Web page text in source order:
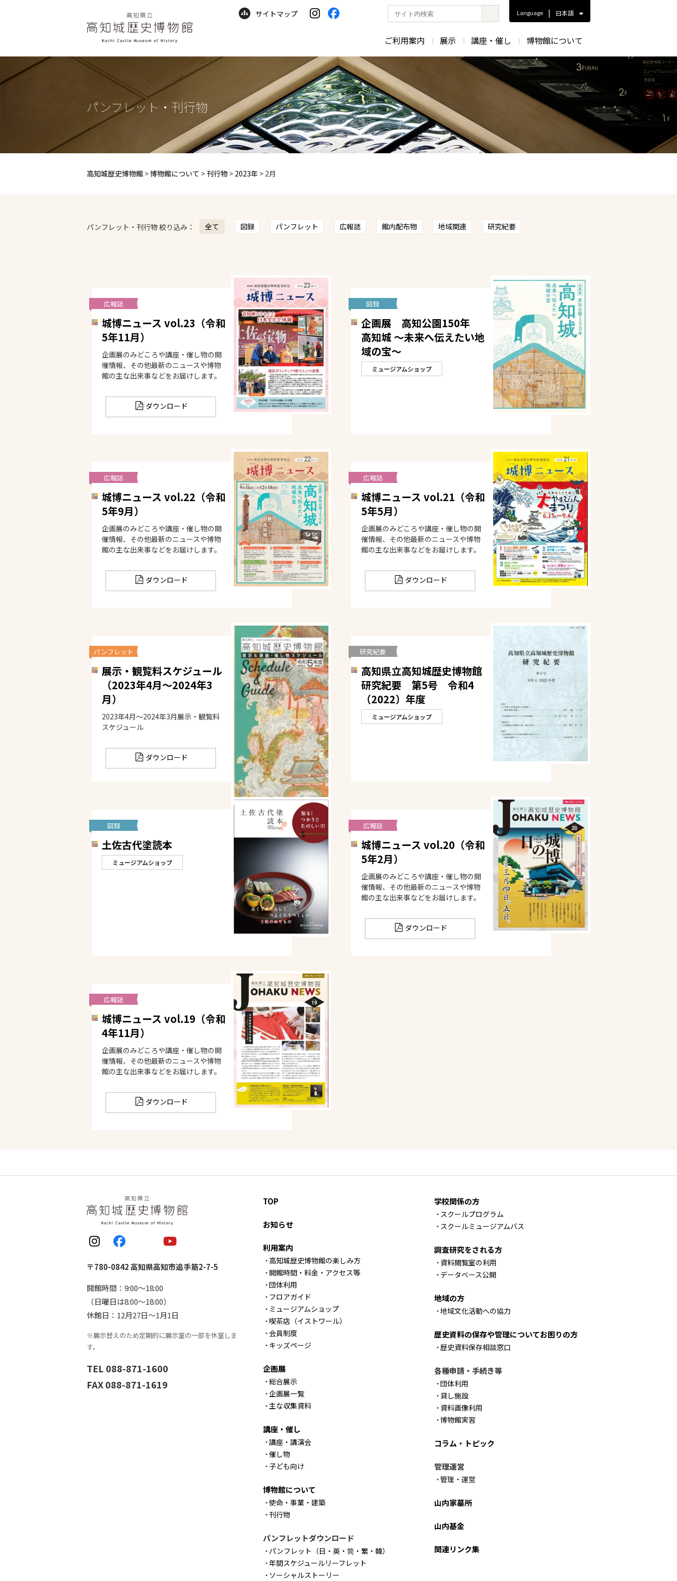
サイトマップ
ト
索
Language | 日本語
ご利用案内 展示 講座・催し 博物館について
パンフレット・刊行物
高知城歴史博物館 >博物館について > 刊行物 > 2023年 > 2月
パンフレット・刊行物 絞り込み： 全て 図録 パンフレット 広報誌 館内配布物 地域関連 研究紀要
広報誌
城博ニュース vol.23（令和
5年11月）
企画展のみどころや講座・催し物の開
催情報、その他最新のニュースや博物
館の主な出来事などをお届けします。
ダウンロード
図録
企画展 高知公園150年
高知城 ～未来へ伝えたい地
域の宝～
ミュージアムショップ
広報誌
城博ニュース vol.22（令和
5年9月）
企画展のみどころや講座・催し物の開
催情報、その他最新のニュースや博物
館の主な出来事などをお届けします。
ダウンロード
広報誌
城博ニュース vol.21（令和
5年5月）
企画展のみどころや講座・催し物の開
催情報、その他最新のニュースや博物
館の主な出来事などをお届けします。
ダウンロード
パンフレット
展示・観覧料スケジュール
（2023年4月～2024年3
月）
2023年4月～2024年3月展示・観覧料
スケジュール
ダウンロード
研究紀要
高知県立高知城歴史博物館
研究紀要 第5号 令和4
（2022）年度
ミュージアムショップ
図録
土佐古代塗読本
ミュージアムショップ
広報誌
城博ニュース vol.20（令和
5年2月）
企画展のみどころや講座・催し物の開
催情報、その他最新のニュースや博物
館の主な出来事などをお届けします。
ダウンロード
広報誌
城博ニュース vol.19（令和
4年11月）
企画展のみどころや講座・催し物の開
催情報、その他最新のニュースや博物
館の主な出来事などをお届けします。
ダウンロード
〒780-0842 高知県高知市追手筋2-7-5
開館時間：9:00〜18:00
（日曜日は8:00〜18:00）
休館日：12月27日〜1月1日
※展示替えのため定期的に展示室の一部を休室しま
す。
TEL 088-871-1600
FAX 088-871-1619
TOP
お知らせ
利用案内
高知城歴史博物館の楽しみ方
開館時間・料金・アクセス等
団体利用
フロアガイド
ミュージアムショップ
喫茶店（イストワール）
会員制度
キッズページ
企画展
総合展示
企画展一覧
主な収集資料
講座・催し
講座・講演会
催し物
子ども向け
博物館について
使命・事業・建築
刊行物
パンフレットダウンロード
パンフレット（日・英・简・繁・韓）
年間スケジュールリーフレット
ソーシャルストーリー
学校関係の方
スクールプログラム
スクールミュージアムバス
調査研究をされる方
資料閲覧室の利用
データベース公開
地域の方
地域文化活動への協力
歴史資料の保存や管理についてお困りの方
歴史資料保存相談窓口
各種申請・手続き等
団体利用
貸し施設
資料画像利用
博物館実習
コラム・トピック
管理運営
管理・運営
山内家墓所
山内基金
関連リンク集